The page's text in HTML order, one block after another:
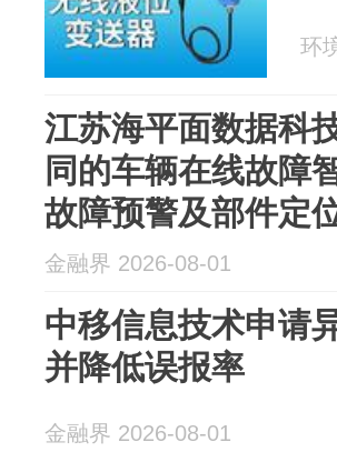
环
江苏海平面数据科
同的车辆在线故障
故障预警及部件定
金融界 2026-08-01
中移信息技术申请
并降低误报率
金融界 2026-08-01